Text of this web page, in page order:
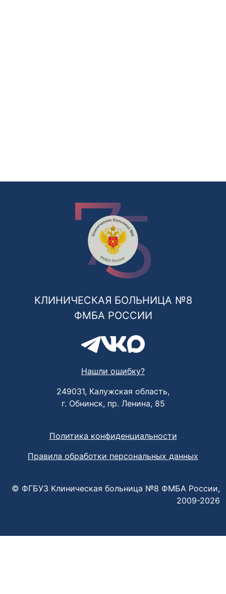
КЛИНИЧЕСКАЯ БОЛЬНИЦА №8
ФМБА РОССИИ
Нашли ошибку?
249031, Калужская область,
г. Обнинск, пр. Ленина, 85
Политика конфиденциальности
Правила обработки персональных данных
© ФГБУЗ Клиническая больница №8 ФМБА России,
2009-2026